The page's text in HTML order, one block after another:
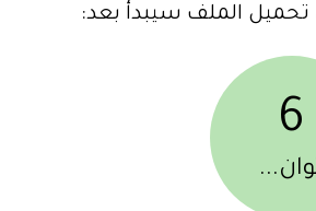
تحميل الملف سيبدأ بعد:
6